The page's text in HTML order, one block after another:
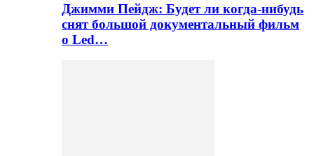
Джимми Пейдж: Будет ли когда-нибудь
снят большой документальный фильм
о Led…